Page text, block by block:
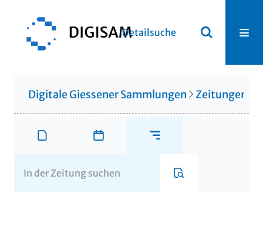
Detailsuche
Digitale Giessener Sammlungen Zeitungen